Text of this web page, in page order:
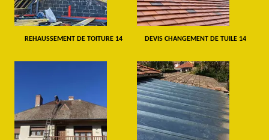
REHAUSSEMENT DE TOITURE 14 DEVIS CHANGEMENT DE TUILE 14